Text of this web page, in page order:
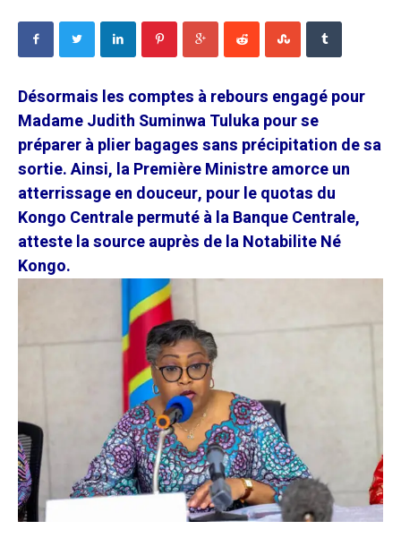
Désormais les comptes à rebours engagé pour
Madame Judith Suminwa Tuluka pour se
préparer à plier bagages sans précipitation de sa
sortie. Ainsi, la Première Ministre amorce un
atterrissage en douceur, pour le quotas du
Kongo Centrale permuté à la Banque Centrale,
atteste la source auprès de la Notabilite Né
Kongo.